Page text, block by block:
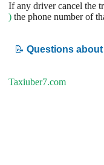
If any driver cancel the
) the phone number of
📝 Questions
Taxiuber7.com